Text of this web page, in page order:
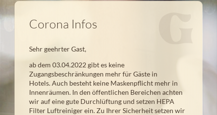
Corona Infos
Sehr geehrter Gast,
ab dem 03.04.2022 gibt es keine
Zugangsbeschränkungen mehr für Gäste in
Hotels. Auch besteht keine Maskenpflicht mehr in
Innenräumen. In den öffentlichen Bereichen achten
wir auf eine gute Durchlüftung und setzen HEPA
Filter Luftreiniger ein. Zu Ihrer Sicherheit setzen wir